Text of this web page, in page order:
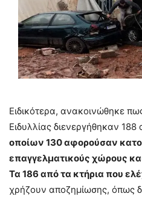
Ειδικότερα, ανακοινώθηκε
Ειδυλλίας διενεργήθηκαν 188
οποίων 130 αφορούσαν
επαγγελματικούς χώρους
Τα 186 από τα κτήρια που
χρήζουν αποζημίωσης, όπως